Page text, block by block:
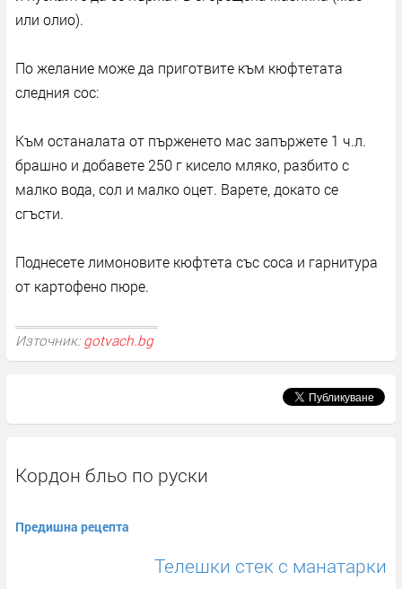
или олио).
По желание може да приготвите към кюфтетата
следния сос:
Към останалата от пърженето мас запържете 1 ч.л.
брашно и добавете 250 г кисело мляко, разбито с
малко вода, сол и малко оцет. Варете, докато се
сгъсти.
Поднесете лимоновите кюфтета със соса и гарнитура
от картофено пюре.
Източник: gotvach.bg
Кордон бльо по руски
Предишна рецепта
Телешки стек с манатарки